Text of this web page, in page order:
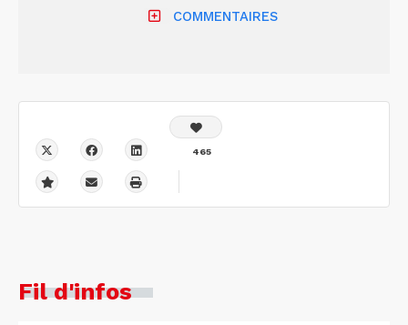
COMMENTAIRES
465
Fil d'infos